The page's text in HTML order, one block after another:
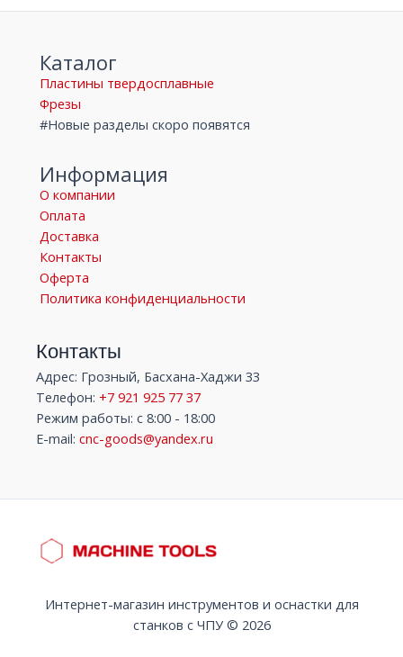
Каталог
Пластины твердосплавные
Фрезы
#Новые разделы скоро появятся
Информация
О компании
Оплата
Доставка
Контакты
Оферта
Политика конфиденциальности
Контакты
Адрес: Грозный, Басхана-Хаджи 33
Телефон: +7 921 925 77 37
Режим работы: с 8:00 - 18:00
E-mail: cnc-goods@yandex.ru
Интернет-магазин инструментов и оснастки для
станков с ЧПУ © 2026